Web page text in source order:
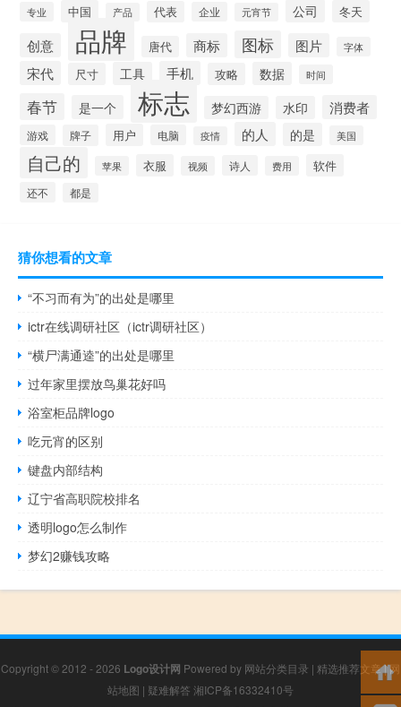
专业 中国 产品 代表 企业 元宵节 公司 冬天
创意 品牌 唐代 商标 图标 图片 字体
宋代 尺寸 工具 手机 攻略 数据 时间
春节 是一个 标志 梦幻西游 水印 消费者
游戏 牌子 用户 电脑 疫情 的人 的是 美国
自己的 苹果 衣服 视频 诗人 费用 软件
还不 都是
猜你想看的文章
“不习而有为”的出处是哪里
ictr在线调研社区（ictr调研社区）
“横尸满通逵”的出处是哪里
过年家里摆放鸟巢花好吗
浴室柜品牌logo
吃元宵的区别
键盘内部结构
辽宁省高职院校排名
透明logo怎么制作
梦幻2赚钱攻略
Copyright © 2012 - 2026 Logo设计网 Powered by 网站分类目录 | 精选推荐文章|网
站地图 | 疑难解答 湘ICP备16332410号